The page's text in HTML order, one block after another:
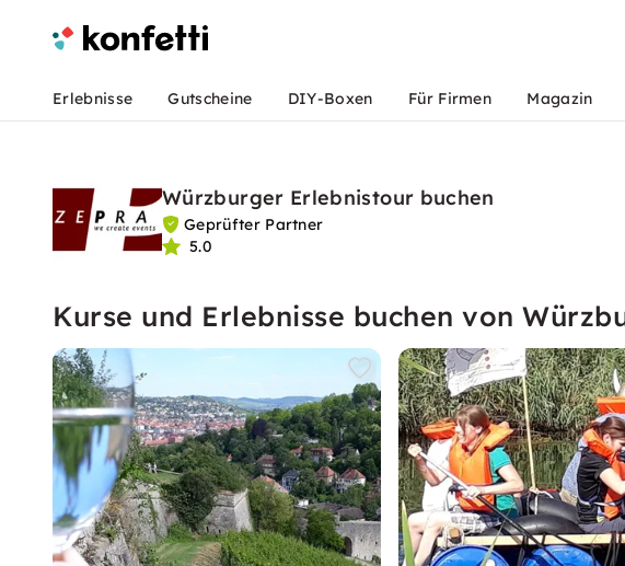
Erlebnisse Gutscheine DIY-Boxen Für Firmen Magazin
Würzburger Erlebnistour buchen
Geprüfter Partner
5.0
Kurse und Erlebnisse buchen von